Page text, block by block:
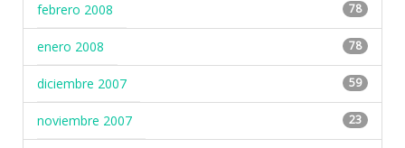
febrero 2008 78
enero 2008 78
diciembre 2007 59
noviembre 2007 23